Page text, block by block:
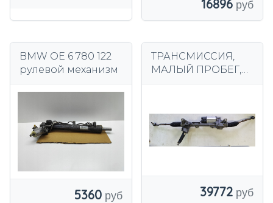
16896
BMW OE 6 780 122
рулевой механизм
5360
ТРАНСМИССИЯ,
МАЛЫЙ ПРОБЕГ,
39772